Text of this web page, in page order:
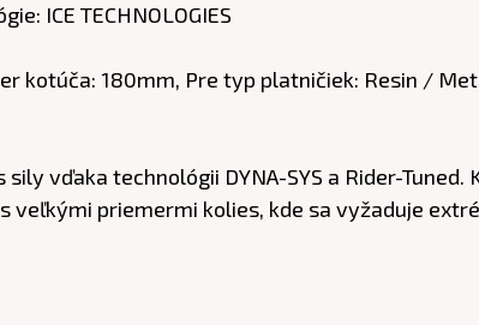
ICE TECHNOLOGIES
kotúča: 180mm, Pre typ platničiek: Resin /
vďaka technológii DYNA-SYS a Rider-Tuned.
priemermi kolies, kde sa vyžaduje